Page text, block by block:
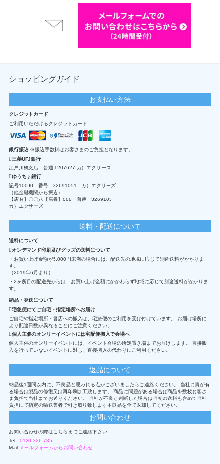
ショッピングガイド
お支払い方法
クレジットカード
ご利用いただけるクレジットカード
銀行振込 ※振込手数料はお客さまのご負担となります。
三菱UFJ銀行
江戸川橋支店 普通 1207627 カ）エクサーズ
ゆうちょ銀行
記号10090 番号 32691051 カ）エクサーズ
（他金融機関から振込）
【店名】〇〇八【店番】008 普通 3269105
カ）エクサーズ
送料・配送について
送料について
オンデマンド印刷及びグッズの送料について
・お買い上げ金額が5,000円未満の場合には、配送先の地域に応じて別途送料がかかりま
す。
（2019年6月より）
・2ヶ所目の配送先からは、お買い上げ金額にかかわらず地域に応じて別途送料がかかりま
す。
納品・発送について
宅急便にてご自宅・指定場所へお届け
ご自宅や指定場所・書店への搬入は、宅急便のご利用を受け付けています。 お届け場所に
より配達日数が異なることにご注意ください。
個人主催のオンリーイベントには宅配便搬入で会場へ
個人主催のオンリーイベントには、イベント会場の所定置き場までお届けします。 直接搬
入を行っていないイベントに対し、直接搬入の代わりにご利用ください。
返品について
納品後1週間以内に、不良品と思われる点がございましたらご連絡ください。 当社に責が有
る場合は製品の修復又は再印刷加工致します。 商品に問題がある場合は商品を数枚お客さ
ま負担で当社までお送りください。 当社が不良と判断した場合は当初の送料も含めて当社
負担にて指定の輸送業者で引き取り致します不良品を全て返却してください。
お問い合わせ
お問い合わせの際はこちらまでご連絡下さい
Tel : 0120-326-785
Mail: メールフォームからお問い合わせ